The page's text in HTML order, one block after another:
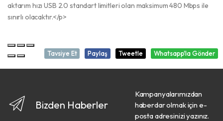
Tavsiye Et Paylaş Tweetle Whatsapp'la Gönder
aktarım hızı USB 2.0 standart limitleri olan maksimum 480 Mbps ile
sınırlı olacaktır.</p>
Bizden Haberler
Kampanyalarımızdan
haberdar olmak için e-
posta adresinizi yazınız.